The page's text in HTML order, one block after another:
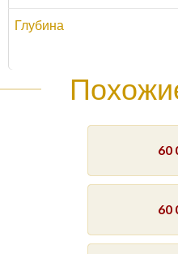
Глубина
60
60